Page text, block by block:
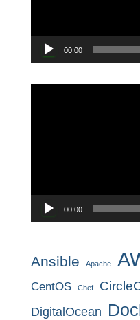
00:00
00:00
Ansible Apache
CentOS Chef
DigitalOcean